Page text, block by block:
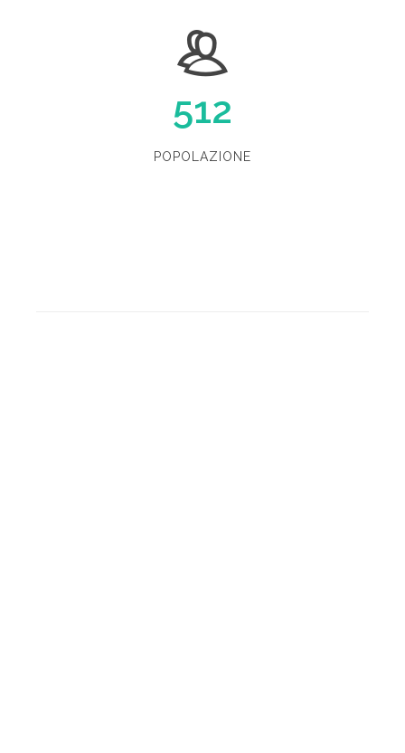
512
POPOLAZIONE